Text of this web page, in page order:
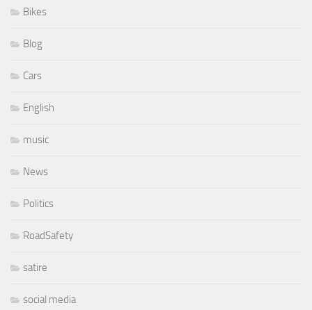
Bikes
Blog
Cars
English
music
News
Politics
RoadSafety
satire
social media